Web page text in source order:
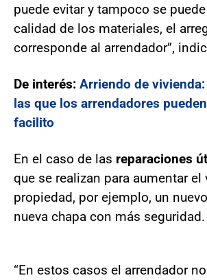
puede evitar y tampoco se
calidad de los materiales, el
corresponde al arrendador”,
De interés: Arriendo de
las que los arrendadores
facilito
En el caso de las reparaciones
que se realizan para aumentar el
propiedad, por ejemplo, un
nueva chapa con más seguridad.
“En estos casos el arrendador